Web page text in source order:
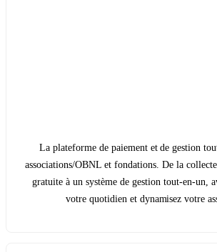
La plateforme de paiement et de gestion
associations/OBNL et fondations. De la
gratuite à un système de gestion tout-en-un,
votre quotidien et dynamisez votre